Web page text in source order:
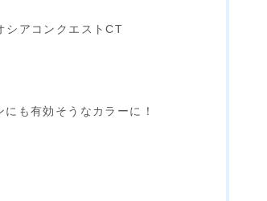
シアコンクエストCT
も有効そうなカラーに！